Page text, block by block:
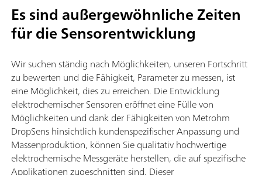
Es sind außergewöhnliche Zeiten
für die Sensorentwicklung
Wir suchen ständig nach Möglichkeiten, unseren Fortschritt
zu bewerten und die Fähigkeit, Parameter zu messen, ist
eine Möglichkeit, dies zu erreichen. Die Entwicklung
elektrochemischer Sensoren eröffnet eine Fülle von
Möglichkeiten und dank der Fähigkeiten von Metrohm
DropSens hinsichtlich kundenspezifischer Anpassung und
Massenproduktion, können Sie qualitativ hochwertige
elektrochemische Messgeräte herstellen, die auf spezifische
Applikationen zugeschnitten sind. Dieser